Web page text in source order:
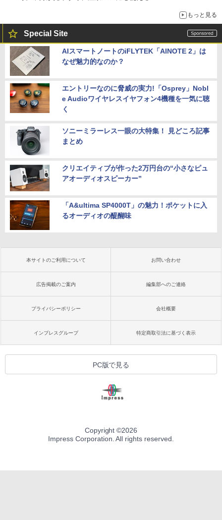
もっと見る
Special Site
AIスマートノートのiFLYTEK「AINOTE 2」は
なぜ魅力的なのか？
エントリーなのに脅威の実力!「Osprey」Nobl
e Audioワイヤレスイヤフォン4機種を一気に聴
く
ソニーミラーレス一眼の大特集！ 見どころ記事
まとめ
クリエイティブが作った2万円台の“小さなピュ
アオーディオスピーカー”
「A&ultima SP4000T」の魅力！ポケットに入
るオーディオの醍醐味
本サイトのご利用について お問い合わせ
広告掲載のご案内 編集部へのご連絡
プライバシーポリシー 会社概要
インプレスグループ 特定商取引法に基づく表示
PC版で見る
Copyright ©2026
Impress Corporation. All rights reserved.